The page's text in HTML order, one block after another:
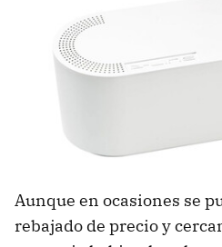
Aunque en ocasiones se
rebajado de precio y